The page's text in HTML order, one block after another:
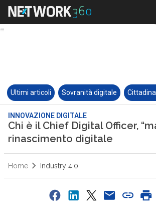
Ultimi articoli Sovranità digitale
INNOVAZIONE DIGITALE
Chi è il Chief Digital Officer,
rinascimento digitale
Home Industry 4.0